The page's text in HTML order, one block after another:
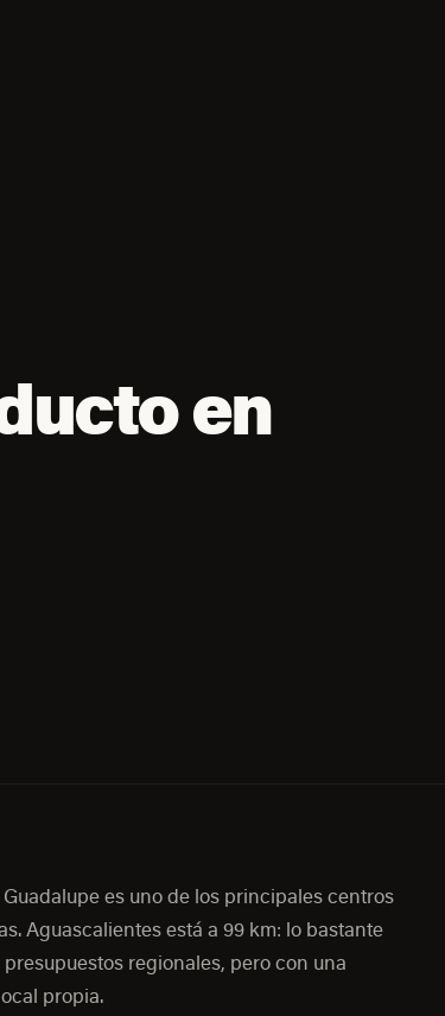
en
es uno de los principales centros
Aguascalientes está a 99 km: lo bastante
regionales, pero con una
propia.